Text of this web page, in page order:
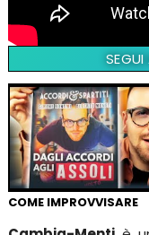
COME IMPROVVISARE